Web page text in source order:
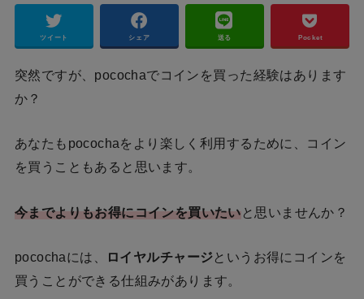
ツイート シェア 送る Pocket
突然ですが、pocochaでコインを買った経験はあります
か？
あなたもpocochaをより楽しく利用するために、コイン
を買うこともあると思います。
今までよりもお得にコインを買いたい と思いませんか？
pocochaには、 ロイヤルチャージというお得にコインを
買うことができる仕組みがあります。